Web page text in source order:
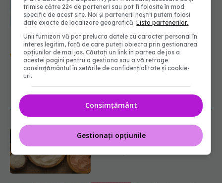
medical somn stil de viata fumat IMC diabet de tip 2
cronotip
durata somn apnee somn doza de sanatate
Urmărește-ne și pe Google News -
abonează‑te!
NOUTĂȚI
EXCLUSIV Ce grăbește apariția
ridurilor. Nu este doar vârsta. Ce
trimise către 224 de parteneri sau pot fi folosite în mod
specific de acest site. Noi și partenerii noștri putem folosi
date exacte de localizare geografică.Lista partenerilor.
Unii furnizori vă pot prelucra datele cu caracter personal în
interes legitim, față de care puteți obiecta prin gestionarea
opțiunilor de mai jos. Căutați un link în partea de jos a
acestei pagini pentru a gestiona sau a vă retrage
consimțământul în setările de confidențialitate și cookie-
uri.
Consimțământ
Gestionați opțiunile